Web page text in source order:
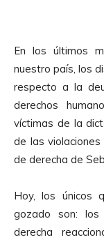
En los últimos
nuestro país, los
respecto a la
derechos
víctimas de la
de las
de derecha de
Hoy, los únicos
gozado son:
derecha